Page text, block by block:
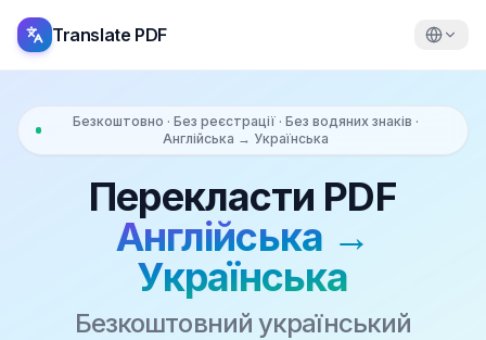
Translate PDF
Безкоштовно · Без реєстрації · Без водяних знаків ·
Англійська → Українська
Перекласти PDF
Англійська →
Українська
Безкоштовний український